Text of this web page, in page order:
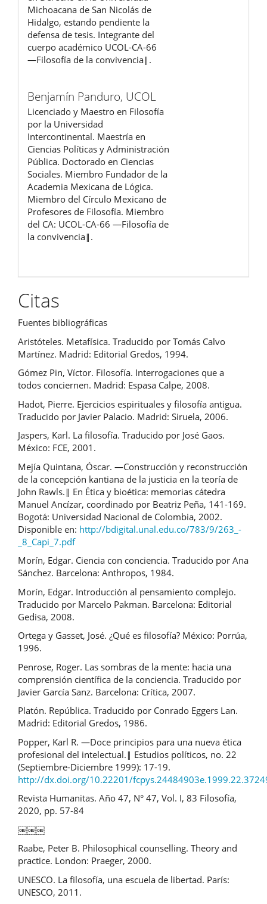
Michoacana de San Nicolás de
Hidalgo, estando pendiente la
defensa de tesis. Integrante del
cuerpo académico UCOL-CA-66
―Filosofía de la convivencia‖.
Benjamín Panduro, UCOL
Licenciado y Maestro en Filosofía
por la Universidad
Intercontinental. Maestría en
Ciencias Políticas y Administración
Pública. Doctorado en Ciencias
Sociales. Miembro Fundador de la
Academia Mexicana de Lógica.
Miembro del Círculo Mexicano de
Profesores de Filosofía. Miembro
del CA: UCOL-CA-66 ―Filosofía de
la convivencia‖.
Citas
Fuentes bibliográficas
Aristóteles. Metafísica. Traducido por Tomás Calvo
Martínez. Madrid: Editorial Gredos, 1994.
Gómez Pin, Víctor. Filosofía. Interrogaciones que a
todos conciernen. Madrid: Espasa Calpe, 2008.
Hadot, Pierre. Ejercicios espirituales y filosofía antigua.
Traducido por Javier Palacio. Madrid: Siruela, 2006.
Jaspers, Karl. La filosofía. Traducido por José Gaos.
México: FCE, 2001.
Mejía Quintana, Óscar. ―Construcción y reconstrucción
de la concepción kantiana de la justicia en la teoría de
John Rawls.‖ En Ética y bioética: memorias cátedra
Manuel Ancízar, coordinado por Beatriz Peña, 141-169.
Bogotá: Universidad Nacional de Colombia, 2002.
Disponible en: http://bdigital.unal.edu.co/783/9/263_-
_8_Capi_7.pdf
Morín, Edgar. Ciencia con conciencia. Traducido por Ana
Sánchez. Barcelona: Anthropos, 1984.
Morín, Edgar. Introducción al pensamiento complejo.
Traducido por Marcelo Pakman. Barcelona: Editorial
Gedisa, 2008.
Ortega y Gasset, José. ¿Qué es filosofía? México: Porrúa,
1996.
Penrose, Roger. Las sombras de la mente: hacia una
comprensión científica de la conciencia. Traducido por
Javier García Sanz. Barcelona: Crítica, 2007.
Platón. República. Traducido por Conrado Eggers Lan.
Madrid: Editorial Gredos, 1986.
Popper, Karl R. ―Doce principios para una nueva ética
profesional del intelectual.‖ Estudios políticos, no. 22
(Septiembre-Diciembre 1999): 17-19.
http://dx.doi.org/10.22201/
Revista Humanitas. Año 47, N° 47, Vol. I, 83 Filosofía,
2020, pp. 57-84
￼￼￼
Raabe, Peter B. Philosophical counselling. Theory and
practice. London: Praeger, 2000.
UNESCO. La filosofía, una escuela de libertad. París:
UNESCO, 2011.